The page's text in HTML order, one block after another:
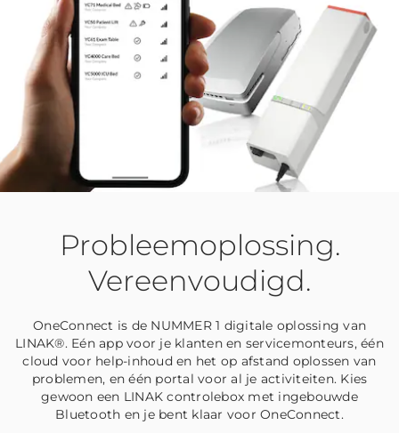
Probleemoplossing.
Vereenvoudigd.
OneConnect is de NUMMER 1 digitale oplossing van
LINAK®. Eén app voor je klanten en servicemonteurs, één
cloud voor help-inhoud en het op afstand oplossen van
problemen, en één portal voor al je activiteiten. Kies
gewoon een LINAK controlebox met ingebouwde
Bluetooth en je bent klaar voor OneConnect.